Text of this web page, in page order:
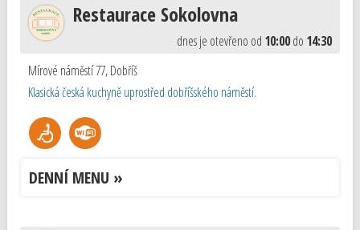
Restaurace Sokolovna
dnes je otevřeno od 10:00do 14:30
Mírové náměstí 77,Dobříš
Klasická česká kuchyně uprostřed dobříšského náměstí.
DENNÍ MENU »